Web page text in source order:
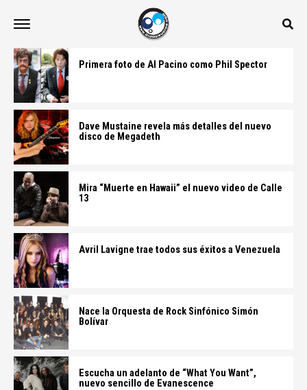
Primera foto de Al Pacino como Phil Spector
Dave Mustaine revela más detalles del nuevo
disco de Megadeth
Mira “Muerte en Hawaii” el nuevo video de Calle
13
Avril Lavigne trae todos sus éxitos a Venezuela
Nace la Orquesta de Rock Sinfónico Simón
Bolívar
Escucha un adelanto de “What You Want”,
nuevo sencillo de Evanescence